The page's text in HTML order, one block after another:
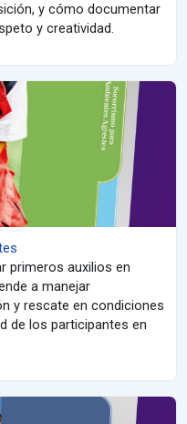
y cómo documentar
y creatividad.
primeros auxilios en
a manejar
y rescate en condiciones
de los participantes en